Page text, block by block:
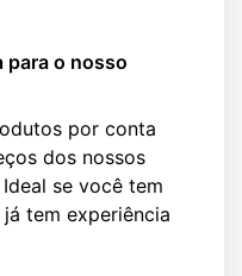
para o nosso
por conta
dos nossos
se você tem
tem experiência